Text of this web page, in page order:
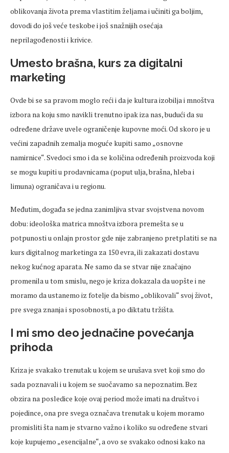
oblikovanja života prema vlastitim željama i učiniti ga boljim,
dovodi do još veće teskobe i još snažnijih osećaja
neprilagođenosti i krivice.
Umesto brašna, kurs za digitalni
marketing
Ovde bi se sa pravom moglo reći i da je kultura izobilja i mnoštva
izbora na koju smo navikli trenutno ipak iza nas, budući da su
određene države uvele ograničenje kupovne moći. Od skoro je u
većini zapadnih zemalja moguće kupiti samo „osnovne
namirnice“. Svedoci smo i da se količina određenih proizvoda koji
se mogu kupiti u prodavnicama (poput ulja, brašna, hleba i
limuna) ograničava i u regionu.
Međutim, događa se jedna zanimljiva stvar svojstvena novom
dobu: ideološka matrica mnoštva izbora premešta se u
potpunosti u onlajn prostor gde nije zabranjeno pretplatiti se na
kurs digitalnog marketinga za 150 evra, ili zakazati dostavu
nekog kućnog aparata. Ne samo da se stvar nije značajno
promenila u tom smislu, nego je kriza dokazala da uopšte i ne
moramo da ustanemo iz fotelje da bismo „oblikovali“ svoj život,
pre svega znanja i sposobnosti, a po diktatu tržišta.
I mi smo deo jednačine povećanja
prihoda
Kriza je svakako trenutak u kojem se urušava svet koji smo do
sada poznavali i u kojem se suočavamo sa nepoznatim. Bez
obzira na posledice koje ovaj period može imati na društvo i
pojedince, ona pre svega označava trenutak u kojem moramo
promisliti šta nam je stvarno važno i koliko su određene stvari
koje kupujemo „esencijalne“, a ovo se svakako odnosi kako na